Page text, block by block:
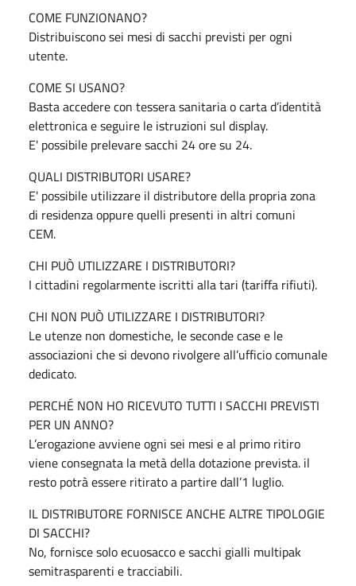
COME FUNZIONANO?
Distribuiscono sei mesi di sacchi previsti per ogni
utente.
COME SI USANO?
Basta accedere con tessera sanitaria o carta d’identità
elettronica e seguire le istruzioni sul display.
E' possibile prelevare sacchi 24 ore su 24.
QUALI DISTRIBUTORI USARE?
E' possibile utilizzare il distributore della propria zona
di residenza oppure quelli presenti in altri comuni
CEM.
CHI PUÒ UTILIZZARE I DISTRIBUTORI?
I cittadini regolarmente iscritti alla tari (tariffa rifiuti).
CHI NON PUÒ UTILIZZARE I DISTRIBUTORI?
Le utenze non domestiche, le seconde case e le
associazioni che si devono rivolgere all’ufficio comunale
dedicato.
PERCHÉ NON HO RICEVUTO TUTTI I SACCHI PREVISTI
PER UN ANNO?
L’erogazione avviene ogni sei mesi e al primo ritiro
viene consegnata la metà della dotazione prevista. il
resto potrà essere ritirato a partire dall’1 luglio.
IL DISTRIBUTORE FORNISCE ANCHE ALTRE TIPOLOGIE
DI SACCHI?
No, fornisce solo ecuosacco e sacchi gialli multipak
semitrasparenti e tracciabili.